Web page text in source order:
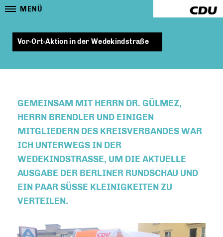
MENÜ
Vor-Ort-Aktion in der Wedekindstraße
GEMEINSAM MIT HERRN DR. GÜLMEZ,
HERRN BRENDLER UND EINIGEN
MITGLIEDERN DES KREISVERBANDES WAR
ICH UNTERWEGS IN DER
WEDEKINDSTRASSE, UM DIE AKTUELLE A
USGABE DER BERLINER RUNDSCHAU UND E
IN PAAR SÜSSE KLEINIGKEITEN ZU VE
RTEILEN.